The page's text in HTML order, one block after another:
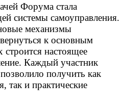
Форума стала
системы самоуправления.
механизмы
к основным
настоящее
Каждый участник
получить как
так и практические